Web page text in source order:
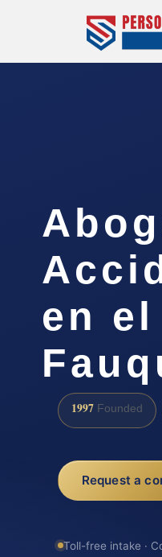
en
1997 Founded
Request a
Toll-free intake ·